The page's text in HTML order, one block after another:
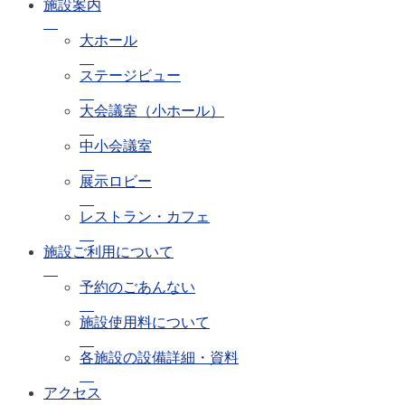
施設案内
大ホール
ステージビュー
大会議室（小ホール）
中小会議室
展示ロビー
レストラン・カフェ
施設ご利用について
予約のごあんない
施設使用料について
各施設の設備詳細・資料
アクセス